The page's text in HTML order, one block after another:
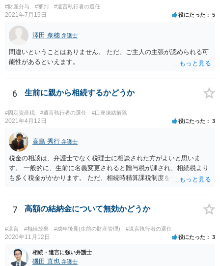
で、対応しましょう。 そのあとは遺留分の請求などがあればそれへの
対応となるでしょう。
#財産分与 #審判 #遺言執行者の選任
2021年7月19日 役にたった 5
澤田 奈穗 弁護士
間違いということはありません。 ただ、ご主人の主張が認められる可
能性があるといえます。
6 生前に親から相続するかどうか
#固定資産税 #遺言執行者の選任 #口座凍結解除
2021年4月12日 役にたった 3
高島 秀行 弁護士
税金の相談は、弁護士でなく税理士に相談された方がよいと思いま
す。 一般的に、生前に名義変更されると贈与税が課され、相続税より
も多く税金がかかります。 ただ、相続時精算課税制度を取れば、実質
ういう場合にどれくらい税金がかかるか計算してもらって どういう方
針を取るか決められたらよいと思います。
7 高額の結納金について無効かどうか
#遺言 #相続放棄 #成年後見(生前の財産管理) #遺言執行者の選任
2020年11月12日 役にたった 3
相続・遺言に強い弁護士
磯田 直也 弁護士